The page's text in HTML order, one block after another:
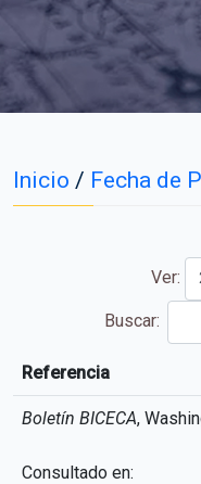
Inicio / Fecha de
Ver:
Buscar:
Referencia
Referencia
Boletín BICECA,
Consultado en: